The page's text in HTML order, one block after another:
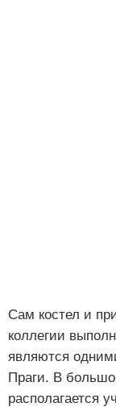
Сам костел и
коллегии
являются
Праги. В
располагается